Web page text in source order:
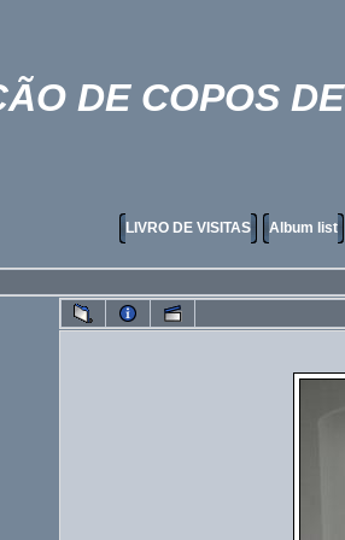
DE COPOS
LIVRO DE VISITAS Album list